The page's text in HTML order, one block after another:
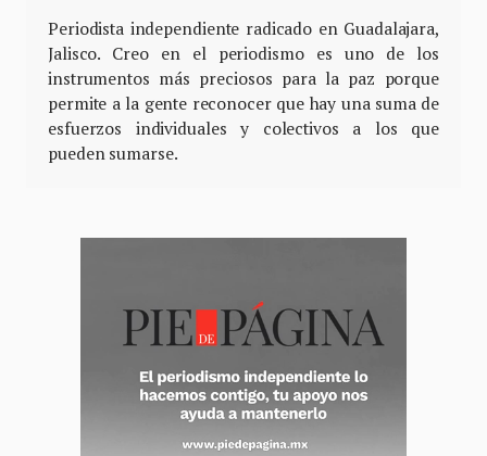
Periodista independiente radicado en Guadalajara,
Jalisco. Creo en el periodismo es uno de los
instrumentos más preciosos para la paz porque
permite a la gente reconocer que hay una suma de
esfuerzos individuales y colectivos a los que
pueden sumarse.